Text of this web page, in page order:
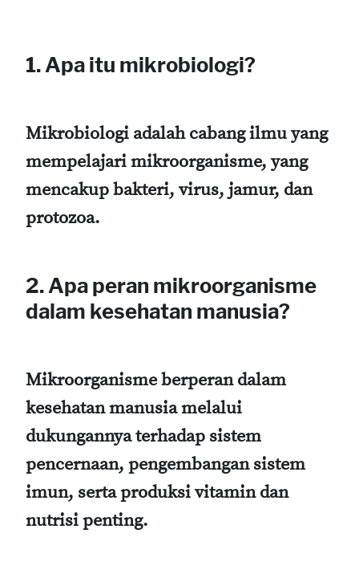
1. Apa itu mikrobiologi?
Mikrobiologi adalah cabang ilmu yang
mempelajari mikroorganisme, yang
mencakup bakteri, virus, jamur, dan
protozoa.
2. Apa peran mikroorganisme
dalam kesehatan manusia?
Mikroorganisme berperan dalam
kesehatan manusia melalui
dukungannya terhadap sistem
pencernaan, pengembangan sistem
imun, serta produksi vitamin dan
nutrisi penting.